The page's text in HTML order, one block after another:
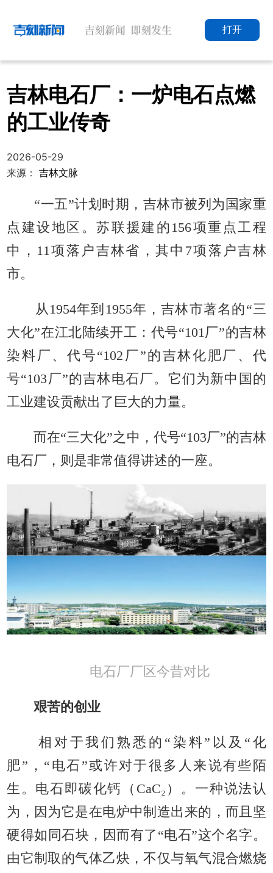
打开
吉林电石厂：一炉电石点燃
的工业传奇
2026-05-29
来源：吉林文脉
“一五”计划时期，吉林市被列为国家重
点建设地区。苏联援建的156项重点工程
中，11项落户吉林省，其中7项落户吉林
市。
从1954年到1955年，吉林市著名的“三
大化”在江北陆续开工：代号“101厂”的吉林
染料厂、代号“102厂”的吉林化肥厂、代
号“103厂”的吉林电石厂。它们为新中国的
工业建设贡献出了巨大的力量。
而在“三大化”之中，代号“103厂”的吉林
电石厂，则是非常值得讲述的一座。
电石厂厂区今昔对比
艰苦的创业
相对于我们熟悉的“染料”以及“化
肥”，“电石”或许对于很多人来说有些陌
生。电石即碳化钙（CaC₂）。一种说法认
为，因为它是在电炉中制造出来的，而且坚
硬得如同石块，因而有了“电石”这个名字。
由它制取的气体乙炔，不仅与氧气混合燃烧